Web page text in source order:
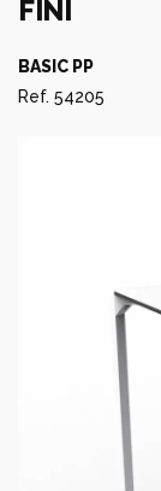
FINI
BASIC PP
Ref. 54205